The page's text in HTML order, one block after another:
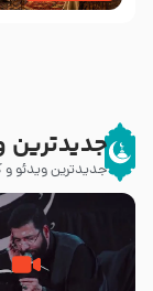
جدیدترین
جدیدترین ویدئو